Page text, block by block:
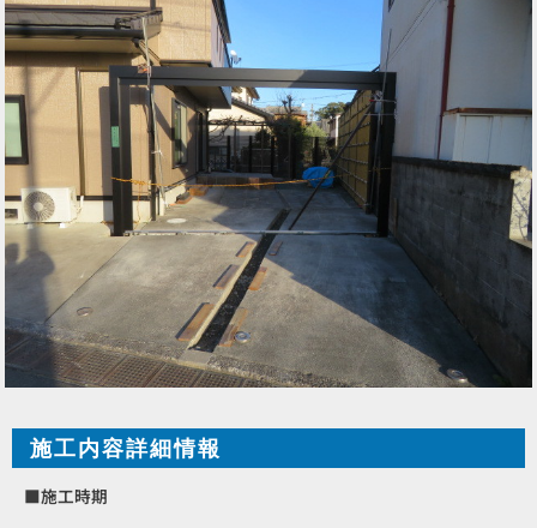
施工内容詳細情報
■施工時期